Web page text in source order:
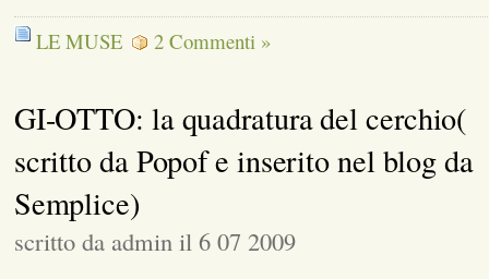
LE MUSE 2 Commenti »
GI-OTTO: la quadratura del cerchio(
scritto da Popof e inserito nel blog da
Semplice)
scritto da admin il 6 07 2009